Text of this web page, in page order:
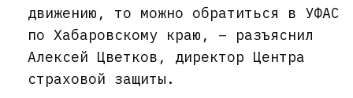
движению, то можно обратиться в УФАС
по Хабаровскому краю, – разъяснил
Алексей Цветков, директор Центра
страховой защиты.